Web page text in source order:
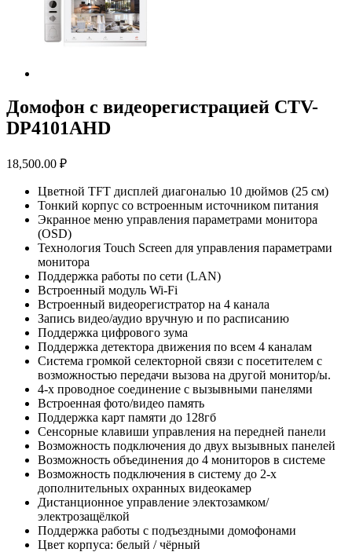
Домофон с видеорегистрацией CTV-
DP4101AHD
18,500.00 ₽
Цветной TFT дисплей диагональю 10 дюймов (25 см)
Тонкий корпус со встроенным источником питания
Экранное меню управления параметрами монитора
(OSD)
Технология Touch Screen для управления параметрами
монитора
Поддержка работы по сети (LAN)
Встроенный модуль Wi-Fi
Встроенный видеорегистратор на 4 канала
Запись видео/аудио вручную и по расписанию
Поддержка цифрового зума
Поддержка детектора движения по всем 4 каналам
Система громкой селекторной связи с посетителем с
возможностью передачи вызова на другой монитор/ы.
4-х проводное соединение с вызывными панелями
Встроенная фото/видео память
Поддержка карт памяти до 128гб
Сенсорные клавиши управления на передней панели
Возможность подключения до двух вызывных панелей
Возможность объединения до 4 мониторов в системе
Возможность подключения в систему до 2-х
дополнительных охранных видеокамер
Дистанционное управление электозамком/
электрозащёлкой
Поддержка работы с подъездными домофонами
Цвет корпуса: белый / чёрный